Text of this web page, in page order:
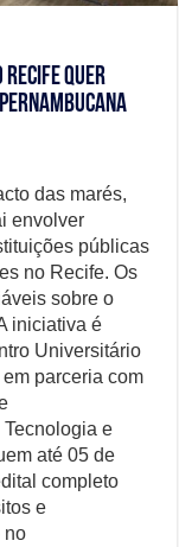
Recife quer
das marés,
envolver
públicas
no Recife. Os
sobre o
iniciativa é
Universitário
parceria com
e
até 05 de
completo
e
no